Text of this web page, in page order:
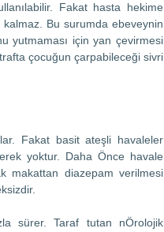
Fakat hasta hekime
Bu surumda ebeveynin
yutmaması için yan çevirmesi
çocuğun çarpabileceği sivri
Fakat basit ateşli havaleler
yoktur. Daha Önce havale
makattan diazepam verilmesi
sürer. Taraf tutan nÖrolojik